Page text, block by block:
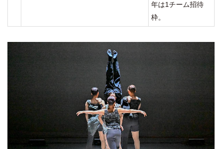
年は1チーム招待
枠。